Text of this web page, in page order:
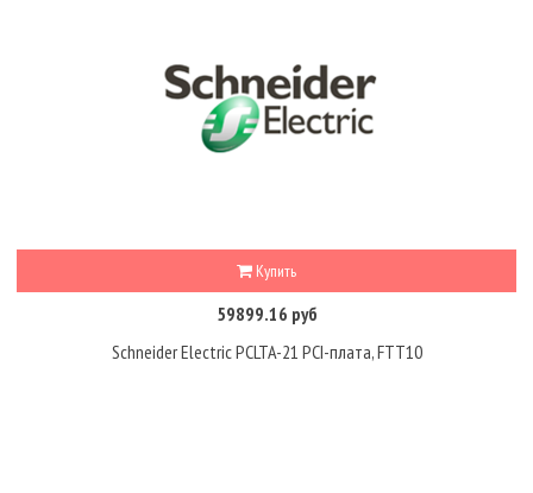
Купить
59899.16 руб
Schneider Electric PCLTA-21 PCI-плата, FTT10